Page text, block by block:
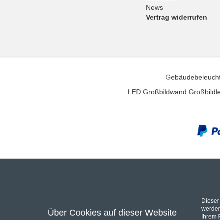
News
Vertrag widerrufen
G
LED Großbildwand
AV
Über Cookies auf dieser Website